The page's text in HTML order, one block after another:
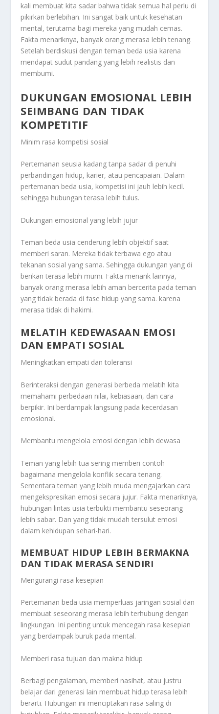
kali membuat kita sadar bahwa tidak semua hal perlu di
pikirkan berlebihan. Ini sangat baik untuk kesehatan
mental, terutama bagi mereka yang mudah cemas.
Fakta menariknya, banyak orang merasa lebih tenang.
Setelah berdiskusi dengan teman beda usia karena
mendapat sudut pandang yang lebih realistis dan
membumi.
DUKUNGAN EMOSIONAL LEBIH
SEIMBANG DAN TIDAK
KOMPETITIF
Minim rasa kompetisi sosial
Pertemanan seusia kadang tanpa sadar di penuhi
perbandingan hidup, karier, atau pencapaian. Dalam
pertemanan beda usia, kompetisi ini jauh lebih kecil.
sehingga hubungan terasa lebih tulus.
Dukungan emosional yang lebih jujur
Teman beda usia cenderung lebih objektif saat
memberi saran. Mereka tidak terbawa ego atau
tekanan sosial yang sama. Sehingga dukungan yang di
berikan terasa lebih murni. Fakta menarik lainnya,
banyak orang merasa lebih aman bercerita pada teman
yang tidak berada di fase hidup yang sama. karena
merasa tidak di hakimi.
MELATIH KEDEWASAAN EMOSI
DAN EMPATI SOSIAL
Meningkatkan empati dan toleransi
Berinteraksi dengan generasi berbeda melatih kita
memahami perbedaan nilai, kebiasaan, dan cara
berpikir. Ini berdampak langsung pada kecerdasan
emosional.
Membantu mengelola emosi dengan lebih dewasa
Teman yang lebih tua sering memberi contoh
bagaimana mengelola konflik secara tenang.
Sementara teman yang lebih muda mengajarkan cara
mengekspresikan emosi secara jujur. Fakta menariknya,
hubungan lintas usia terbukti membantu seseorang
lebih sabar. Dan yang tidak mudah tersulut emosi
dalam kehidupan sehari-hari.
MEMBUAT HIDUP LEBIH BERMAKNA
DAN TIDAK MERASA SENDIRI
Mengurangi rasa kesepian
Pertemanan beda usia memperluas jaringan sosial dan
membuat seseorang merasa lebih terhubung dengan
lingkungan. Ini penting untuk mencegah rasa kesepian
yang berdampak buruk pada mental.
Memberi rasa tujuan dan makna hidup
Berbagi pengalaman, memberi nasihat, atau justru
belajar dari generasi lain membuat hidup terasa lebih
berarti. Hubungan ini menciptakan rasa saling di